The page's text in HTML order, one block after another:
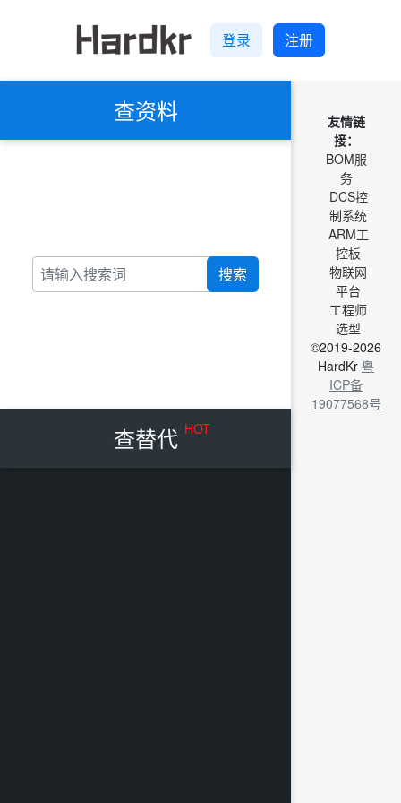
登录 注册
查资料
搜索
查替代 HOT
友情链
接：
BOM服
务
DCS控
制系统
ARM工
控板
物联网
平台
工程师
选型
©2019-2026
HardKr 粤
ICP备
19077568号